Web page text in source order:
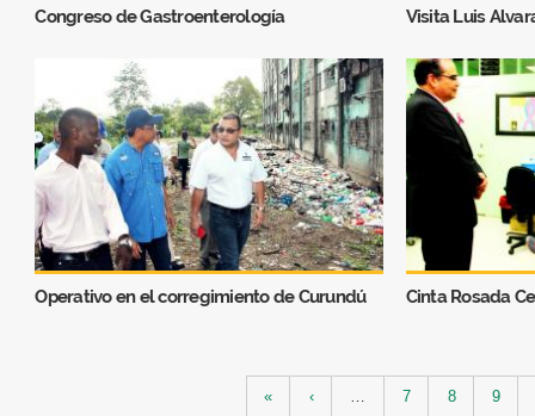
Congreso de Gastroenterología Visita Luis
Operativo en el corregimiento de Curundú Cinta Rosada
« ‹ 7 8 9